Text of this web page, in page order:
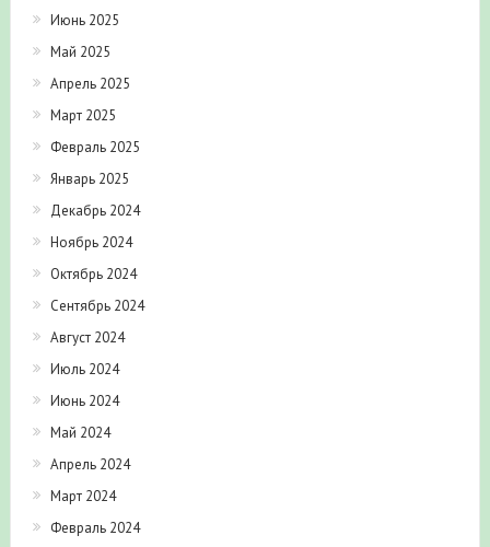
Июнь 2025
Май 2025
Апрель 2025
Март 2025
Февраль 2025
Январь 2025
Декабрь 2024
Ноябрь 2024
Октябрь 2024
Сентябрь 2024
Август 2024
Июль 2024
Июнь 2024
Май 2024
Апрель 2024
Март 2024
Февраль 2024